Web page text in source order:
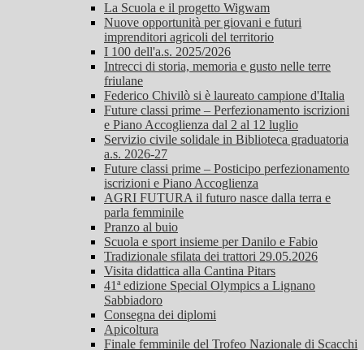
La Scuola e il progetto Wigwam
Nuove opportunità per giovani e futuri
imprenditori agricoli del territorio
I 100 dell'a.s. 2025/2026
Intrecci di storia, memoria e gusto nelle terre
friulane
Federico Chivilò si è laureato campione d'Italia
Future classi prime – Perfezionamento iscrizioni
e Piano Accoglienza dal 2 al 12 luglio
Servizio civile solidale in Biblioteca graduatoria
a.s. 2026-27
Future classi prime – Posticipo perfezionamento
iscrizioni e Piano Accoglienza
AGRI FUTURA il futuro nasce dalla terra e
parla femminile
Pranzo al buio
Scuola e sport insieme per Danilo e Fabio
Tradizionale sfilata dei trattori 29.05.2026
Visita didattica alla Cantina Pitars
41ª edizione Special Olympics a Lignano
Sabbiadoro
Consegna dei diplomi
Apicoltura
Finale femminile del Trofeo Nazionale di Scacchi